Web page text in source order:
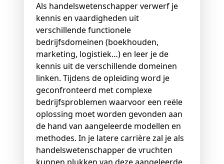
Als handelswetenschapper verwerf je
kennis en vaardigheden uit
verschillende functionele
bedrijfsdomeinen (boekhouden,
marketing, logistiek…) en leer je de
kennis uit de verschillende domeinen
linken. Tijdens de opleiding word je
geconfronteerd met complexe
bedrijfsproblemen waarvoor een reële
oplossing moet worden gevonden aan
de hand van aangeleerde modellen en
methodes. In je latere carrière zal je als
handelswetenschapper de vruchten